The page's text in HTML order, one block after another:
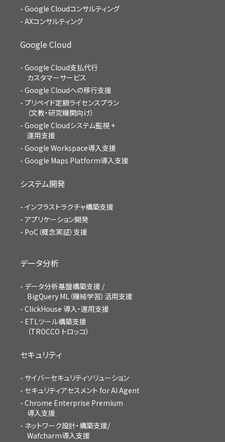
Google Cloudコンサルティング
AXコンサルティング
Google Cloud
Google Cloud支払代行
カスタマーサービス
Google Cloudへの移行支援
プリペイド定額ライセンスプラン
（文教・研究機関向け）
Google Cloudシステム監視 +
運用支援
Google Workspace導入支援
Google Maps Platform導入支援
システム開発
インフラストラクチャ構築支援
アプリケーション開発
PoC（概念実証）支援
データ分析
データ分析基盤構築支援 /
BigQuery ML（機械学習）活用支援
ClickHouse 導入・運用支援
ETLツール構築支援
（TROCCO トロッコ）
セキュリティ
サイバーセキュリティソリューション
セキュリティアセスメント for AI Agent
Chrome Enterprise Premium
導入支援
ネットワーク設計・構築支援/
Wafcharm導入支援